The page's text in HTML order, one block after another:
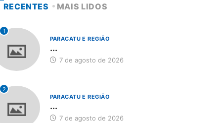
RECENTES MAIS LIDOS
1
PARACATU E REGIÃO
...
7 de agosto de 2026
2
PARACATU E REGIÃO
...
7 de agosto de 2026